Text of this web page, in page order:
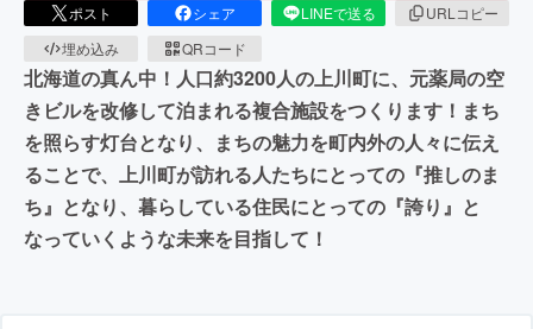
ポスト シェア LINEで送る
URLコピー
埋め込み
QRコード
北海道の真ん中！人口約3200人の上川町に、元薬局の空
きビルを改修して泊まれる複合施設をつくります！まち
を照らす灯台となり、まちの魅力を町内外の人々に伝え
ることで、上川町が訪れる人たちにとっての『推しのま
ち』となり、暮らしている住民にとっての『誇り』と
なっていくような未来を目指して！